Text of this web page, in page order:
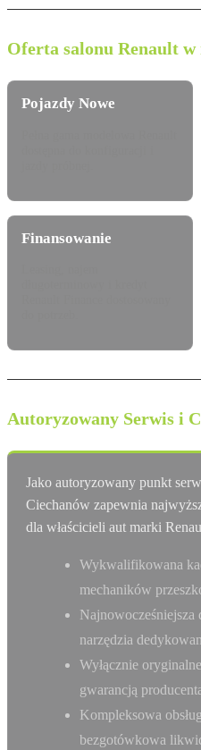
Oferta salonu Renault w
Pojazdy Nowe
Finansowanie
Autoryzowany Serwis i
Jako autoryzowany punkt
Ciechanów zapewnia
dla właścicieli aut marki
Wykwalifikowana
mechaników
Najnowocześniejsza
narzędzia
Wyłącznie
gwarancją
Kompleksowa
bezgotówkowa